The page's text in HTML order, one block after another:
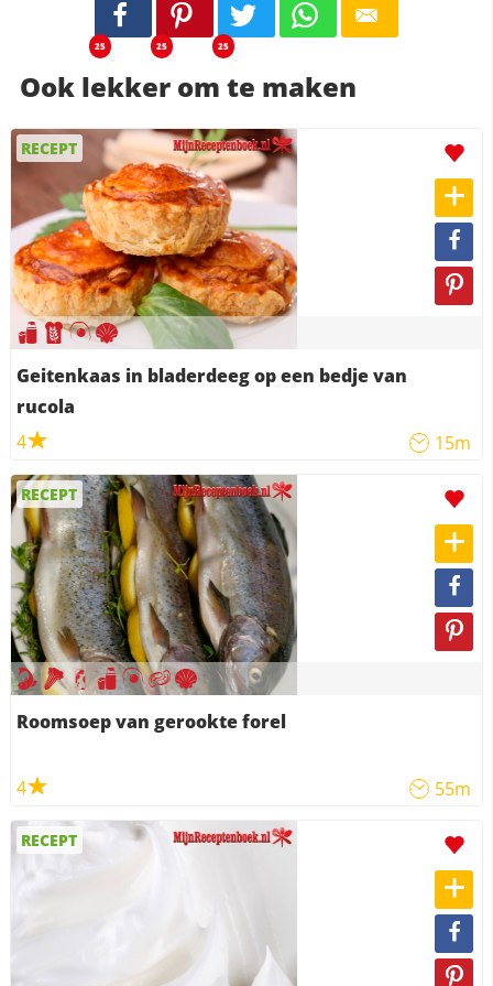
25 25 25
Ook lekker om te maken
RECEPT
Geitenkaas in bladerdeeg op een bedje van
rucola
4
15m
RECEPT
Roomsoep van gerookte forel
4 55m
RECEPT